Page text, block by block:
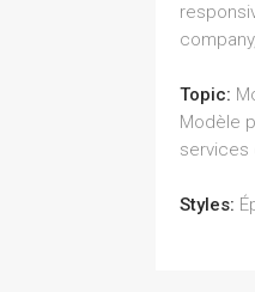
Topic:
Modèle
services
Styles: